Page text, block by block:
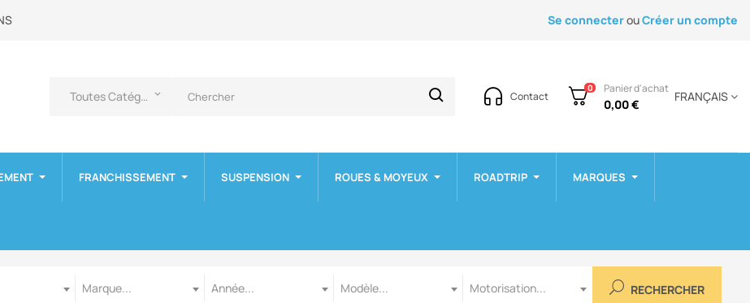
Se connecterouCréer un compte
Toutes Catégories keyboard_arrow_down Contact
0 Panier d'achat
0,00 €
FRANÇAIS
FRANCHISSEMENT SUSPENSION ROUES & MOYEUX ROADTRIP MARQUES
Marque...
Année...
Modèle...
Motorisation...
RECHERCHER